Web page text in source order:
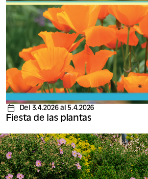
Del 3.4.2026 al 5.4.2026
Fiesta de las plantas